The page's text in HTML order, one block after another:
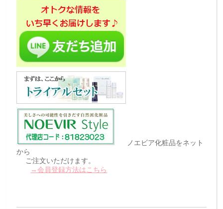
ノエビア化粧品をネット
から
ご注文いただけます。
→会員登録方法はこちら